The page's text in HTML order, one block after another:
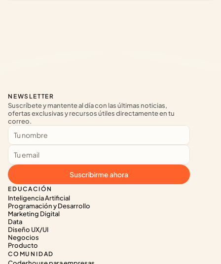
EDUCACIÓN
Inteligencia Artificial
Programación y Desarrollo
Marketing Digital
Data
Diseño UX/UI
Negocios
Producto
COMUNIDAD
NEWSLETTER
Suscríbete y mantente al día con las últimas noticias,
ofertas exclusivas y recursos útiles directamente en tu
correo.
Suscribirme ahora